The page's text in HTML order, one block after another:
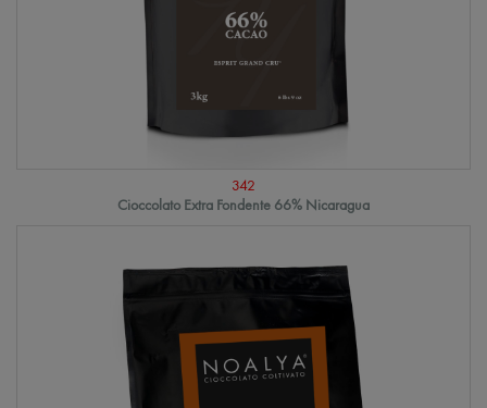
342
Cioccolato Extra Fondente 66% Nicaragua